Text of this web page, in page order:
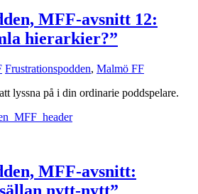
MFF-avsnitt 12:
hierarkier?”
Frustrationspodden, Malmö FF
lyssna på i din ordinarie poddspelare.
MFF-avsnitt:
nytt-nytt”